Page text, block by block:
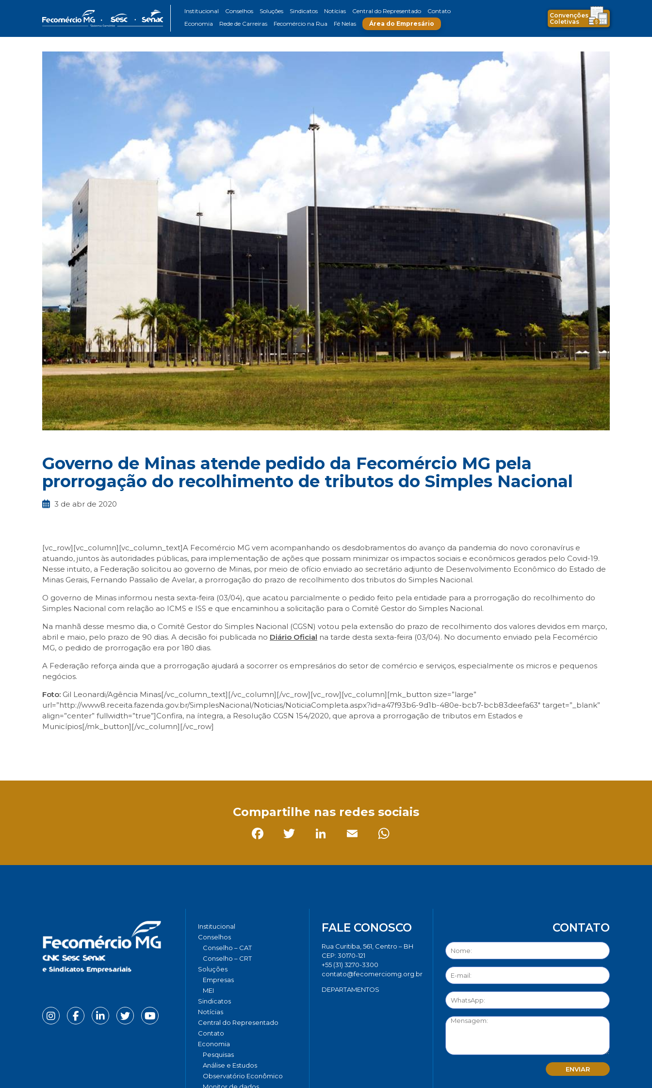
Institucional Conselhos Soluções Sindicatos Notícias Central do Representado
Contato
Economia
Rede de Carreiras Fecomércio na Rua Fé Nelas Área do Empresário
Convenções
Coletivas
Governo de Minas atende pedido da Fecomércio MG pela
prorrogação do recolhimento de tributos do Simples Nacional
3 de abr de 2020
[vc_row][vc_column][vc_column_text]A Fecomércio MG vem acompanhando os desdobramentos do avanço da pandemia do novo coronavírus e
atuando, juntos às autoridades públicas, para implementação de ações que possam minimizar os impactos sociais e econômicos gerados pelo Covid-19.
Nesse intuito, a Federação solicitou ao governo de Minas, por meio de ofício enviado ao secretário adjunto de Desenvolvimento Econômico do Estado de
Minas Gerais, Fernando Passalio de Avelar, a prorrogação do prazo de recolhimento dos tributos do Simples Nacional.
O governo de Minas informou nesta sexta-feira (03/04), que acatou parcialmente o pedido feito pela entidade para a prorrogação do recolhimento do
Simples Nacional com relação ao ICMS e ISS e que encaminhou a solicitação para o Comitê Gestor do Simples Nacional.
Na manhã desse mesmo dia, o Comitê Gestor do Simples Nacional (CGSN) votou pela extensão do prazo de recolhimento dos valores devidos em março,
abril e maio, pelo prazo de 90 dias. A decisão foi publicada no Diário Oficial na tarde desta sexta-feira (03/04). No documento enviado pela Fecomércio
MG, o pedido de prorrogação era por 180 dias.
A Federação reforça ainda que a prorrogação ajudará a socorrer os empresários do setor de comércio e serviços, especialmente os micros e pequenos
negócios.
Foto: Gil Leonardi/Agência Minas[/vc_column_text][/vc_column][/vc_row][vc_row][vc_column][mk_button size=”large”
url=”http://www8.receita.fazenda.gov.br/SimplesNacional/Noticias/NoticiaCompleta.aspx?id=a47f93b6-9d1b-480e-bcb7-bcb83deefa63″ target=”_blank”
align=”center” fullwidth=”true”]Confira, na íntegra, a Resolução CGSN 154/2020, que aprova a prorrogação de tributos em Estados e
Municípios[/mk_button][/vc_column][/vc_row]
Compartilhe nas redes sociais
Institucional
Conselhos
Conselho – CAT
Conselho – CRT
Soluções
Empresas
MEI
Sindicatos
Notícias
Central do Representado
Contato
Economia
Pesquisas
Análise e Estudos
Observatório Econômico
FALE CONOSCO
Rua Curitiba, 561, Centro – BH
CEP: 30170-121
+55 (31) 3270-3300
contato@fecomerciomg.org.br
DEPARTAMENTOS
CONTATO